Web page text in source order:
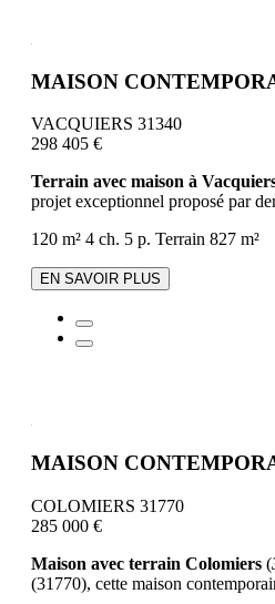
MAISON
VACQUIERS 31340
298 405 €
Terrain avec maison à
projet exceptionnel proposé par
120 m² 4 ch. 5 p. Terrain 827 m²
EN SAVOIR PLUS
MAISON
COLOMIERS 31770
285 000 €
Maison avec terrain Colomiers (
(31770), cette maison